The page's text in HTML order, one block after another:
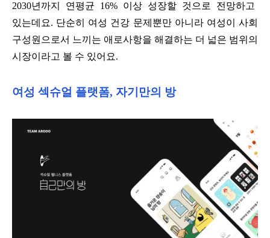
2030년까지 연평균 16% 이상 성장할 것으로 전망하고
있는데요. 단순히 여성 건강 문제뿐만 아니라 여성이 사회
구성원으로서 느끼는 애로사항을 해결하는 더 넓은 범위의
시장이라고 볼 수 있어요.
여성 섹슈얼 플랫폼, 자기만의 방